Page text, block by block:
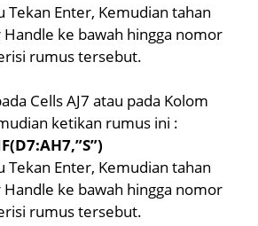
Tekan Enter, Kemudian tahan
Handle ke bawah hingga nomor
rumus tersebut.
Cells AJ7 atau pada Kolom
ketikan rumus ini :
Tekan Enter, Kemudian tahan
Handle ke bawah hingga nomor
rumus tersebut.